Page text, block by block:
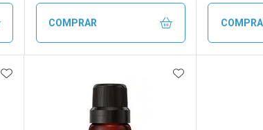
FECHAR
FECHAR
COMPRAR
FECHAR
Laboratório
FECHAR
Por Menos
ADICIONAR AOS FAVORITOS ADICIONAR